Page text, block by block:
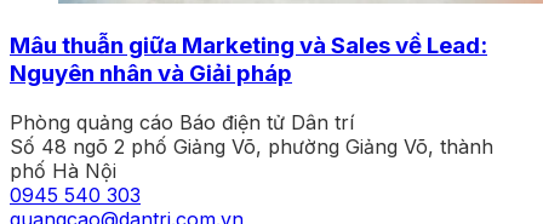
Mâu thuẫn giữa Marketing và Sales về Lead:
Nguyên nhân và Giải pháp
Phòng quảng cáo Báo điện tử Dân trí
Số 48 ngõ 2 phố Giảng Võ, phường Giảng Võ, thành
phố Hà Nội
0945 540 303
quangcao@dantri.com.vn